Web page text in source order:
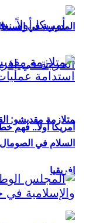
أمريكا أولاً.. فهم
إفريقيا
المدرسة في
السلام في الصومال